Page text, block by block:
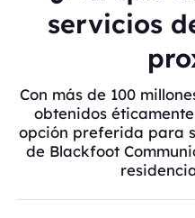
servicios
Con más de 100
obtenidos
opción preferida para
de Blackfoot